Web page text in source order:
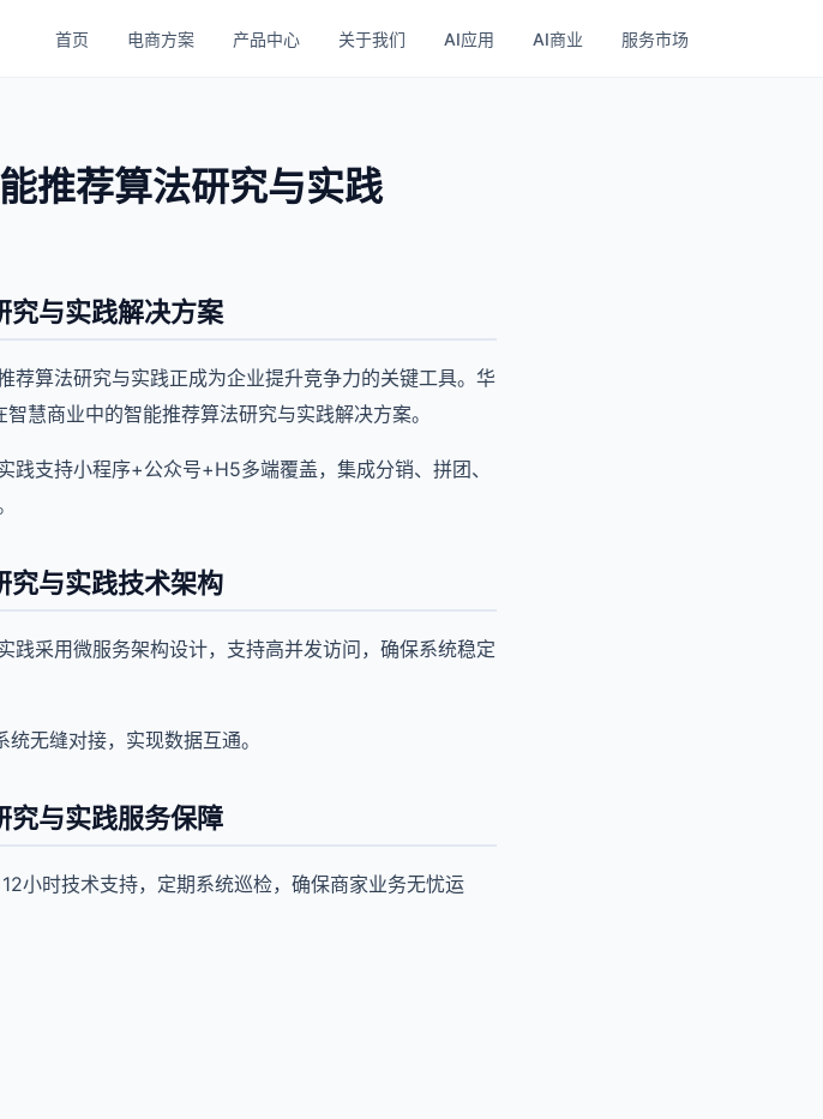
首页 电商方案 产品中心 关于我们 AI应用 AI商业 服务市场
推荐算法研究与实践
究与实践解决方案
荐算法研究与实践正成为企业提升竞争力的关键工具。华
慧商业中的智能推荐算法研究与实践解决方案。
支持小程序+公众号+H5多端覆盖，集成分销、拼团、
究与实践技术架构
采用微服务架构设计，支持高并发访问，确保系统稳定
无缝对接，实现数据互通。
究与实践服务保障
小时技术支持，定期系统巡检，确保商家业务无忧运